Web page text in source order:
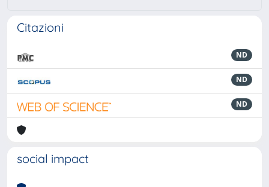
Citazioni
ND
ND
ND
social impact